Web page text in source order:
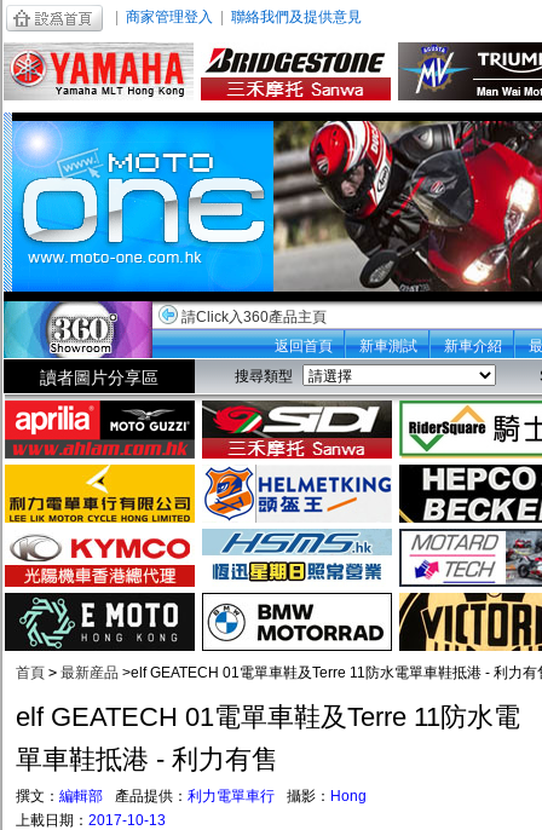
商家管理登入 聯絡我們及提供意見
請Click入360產品主頁
返回首頁
新車測試 新車介紹
讀者圖片分享區 搜尋類型
首頁 > 最新産品 >elf GEATECH 01電單車鞋及Terre 11防水電單車鞋抵港 - 利力有
elf GEATECH 01電單車鞋及Terre 11防水電
單車鞋抵港 - 利力有售
撰文： 編輯部 產品提供： 利力電單車行 攝影： Hong
上載日期： 2017-10-13